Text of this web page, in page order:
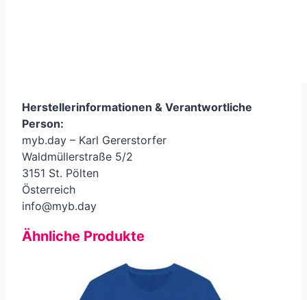
Herstellerinformationen & Verantwortliche
Person:
myb.day – Karl Gererstorfer
Waldmüllerstraße 5/2
3151 St. Pölten
Österreich
info@myb.day
Ähnliche Produkte